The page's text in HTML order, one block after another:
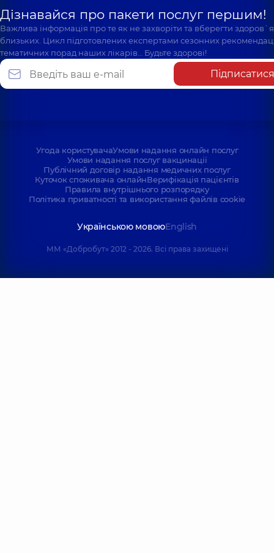
Дізнавайся про пакети послуг першим!
Важлива інформація про те як не захворіти та вберегти
близьких. Цикл підготовлених експертами сезонних
тематичних порад наших лікарів… Будьте здорові!
Підписатися
Угода користувачаУмови надання онлайн послуг
Умови надання послуг вакцинації
Публічний договір надання медичних послуг
Куточок споживача онлайнВерифікація пацієнтів
Правила внутрішнього розпорядку
Політика приватності та використання файлів cookie
Українською мовоюEnglish
ММ «Добробут» 2012 - 2026. Всі права захищені